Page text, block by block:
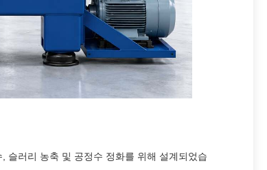
슬러리 농축 및 공정수 정화를 위해 설계되었습